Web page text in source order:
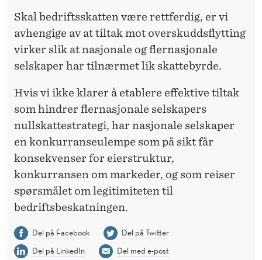
Skal bedriftsskatten være rettferdig, er vi
avhengige av at tiltak mot overskuddsflytting
virker slik at nasjonale og flernasjonale
selskaper har tilnærmet lik skattebyrde.
Hvis vi ikke klarer å etablere effektive tiltak
som hindrer flernasjonale selskapers
nullskattestrategi, har nasjonale selskaper
en konkurranseulempe som på sikt får
konsekvenser for eierstruktur,
konkurransen om markeder, og som reiser
spørsmålet om legitimiteten til
bedriftsbeskatningen.
Del på Facebook
Del på Twitter
Del på LinkedIn
Del med e-post